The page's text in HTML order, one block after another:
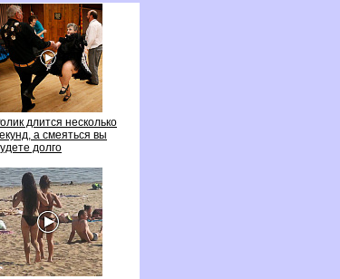
длится несколько
а смеяться вы
долго